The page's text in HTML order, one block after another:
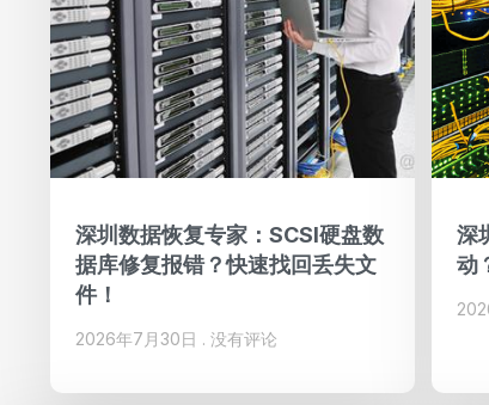
深圳数据恢复专家：SCSI硬盘数
据库修复报错？快速找回丢失文
件！
2026年7月30日 没有评论
深
动